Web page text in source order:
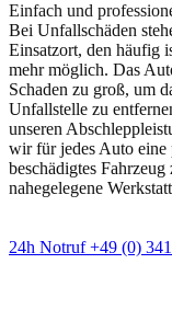
Einfach und
Bei Unfallschäden
Einsatzort, den häufig
mehr möglich. Das
Schaden zu groß, um
Unfallstelle zu
unseren
wir für jedes Auto eine
beschädigtes
nahegelegene
24h Notruf +49 (0)